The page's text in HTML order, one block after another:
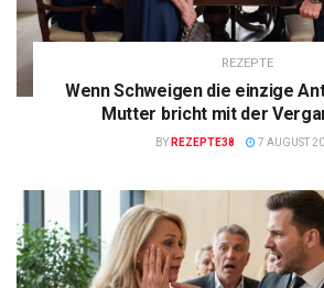
REZEPTE
Wenn Schweigen die einzige
Mutter bricht mit der
BY REZEPTE38 7 AUGUST